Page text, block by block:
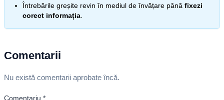
Întrebările greșite revin în mediul de învățare până fixezi
corect informația
Comentarii
Nu există comentarii aprobate încă.
Comentariu *